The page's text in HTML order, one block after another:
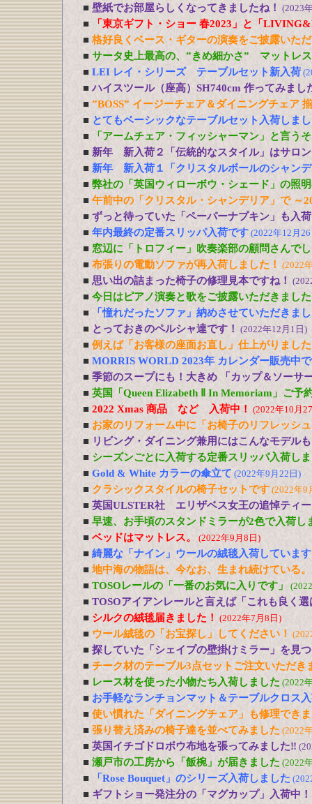
■ 壁紙でお部屋らしくなってきましたね！ (2023
■
「東京ギフト・ショー 春2023」と「
■ 格好良くベース・ギターの演奏をご披露いた
■ サータ史上最高の、”きめ細かさ” マットレ
■ LEI レイ・シリーズ テーブルセット新入荷
■ ハイスツール（座高）SH740cm 作ってみまし
■ ”BOSS” イージーチェア＆ダイニングチェア
■ とてもベーシックなテーブルセット入荷しま
■
「アームチェア・フィッシャーマン」と言う
■ 新年 新入荷２「伝統的なスタイル」はサロ
■ 新年 新入荷１「クリスタルボールのシャン
■ 弊社の「英国ウィローボウ・シェード」の照
■ 午前中の「クリスタル・シャンデリア」で ～
■ ずっと待っていた「ペーパーナプキン」も入
■ 年内最終の定番スリッパ入荷です (2022年12月
■ 窓辺に「トロフィー」吹奏楽部の顧問さんで
■ 布張りの電動ソファが再入荷しました！ (2022
■ 思い出の詰まった椅子の修理見本ですね！
■ 今日はピアノ演奏と歌をご披露いただきまし
■
「憧れだったソファ」納めさせていただきま
■ とっておきのペルシャ達です！ (2022年12月1日)
■ 例えば「お客様の座面お直し」仕上がりました
■ MORRIS WORLD 2023年 カレンダー販売中
■ 季節のスープにも！大きめ 「カップ＆ソーサ
■ 英国「Queen Elizabeth Ⅱ In Memoriam」ご予
■ 2022 Xmas 商品 など 入荷中！ (2022年10月
■ お家のリフォーム中に「お椅子のリフレッシ
■ リビング・ダイニング兼用にはこんなモデルも
■ シーズンごとに入荷する定番スリッパ入荷し
■ Gold & White カラーの傘立て (2022年9月22日)
■ クラシックスタイルの椅子セットです (2022年9
■ 英国ULSTER社 エリザベス女王の追悼ティ
■ 早速、お手頃のスタンドミラーが2色で入荷し
■ ベッドはマットレス。 (2022年9月8日)
■ 綺麗な「ナイン」ウールの絨毯入荷しています
■ 地中海の物語は、今なお、生まれ続けている
■ TOSOレールの「一番のお気に入りです」
■ TOSOアイアンレールと言えば「これも良く
■ シルクの絨毯届きました！ (2022年7月8日)
■ ウール絨毯の「お宝探し」してください！
■ 探していた「シェイプの壁掛けミラー」を見
■ チーク材のテーブル3点セットご注文いただき
■ レース材を使った小物たち入荷しました (2022
■ お手軽なランチョンマット＆テーブルクロス
■ 使い慣れた「ダイニングチェア」も修理でき
■ 張り替え済みの椅子達を並べてみました (2022
■ 英国イチゴドロボウ布地を張ってみました‼
■ 瀬戸市の工房から「飯椀」が届きました (2022
■ 「Rose Bouquet」のシリーズ入荷しました
■ ギフトショー発注分の「マグカップ」入荷中！